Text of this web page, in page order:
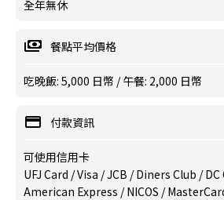
全年無休
餐點平均價格
吃晚飯: 5,000 日幣 / 午餐: 2,000 日幣
付款資訊
可使用信用卡
UFJ Card / Visa / JCB / Diners Club /
American Express / NICOS /